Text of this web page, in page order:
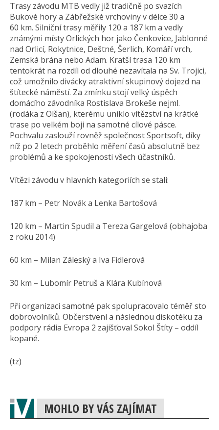
Trasy závodu MTB vedly již tradičně po svazích
Bukové hory a Zábřežské vrchoviny v délce 30 a
60 km. Silniční trasy měřily 120 a 187 km a vedly
známými místy Orlických hor jako Čenkovice, Jablonné
nad Orlicí, Rokytnice, Deštné, Šerlich, Komáří vrch,
Zemská brána nebo Adam. Kratší trasa 120 km
tentokrát na rozdíl od dlouhé nezavítala na Sv. Trojici,
což umožnilo divácky atraktivní skupinový dojezd na
štítecké náměstí. Za zmínku stojí velký úspěch
domácího závodníka Rostislava Brokeše nejml.
(rodáka z Olšan), kterému uniklo vítězství na krátké
trase po velkém boji na samotné cílové pásce.
Pochvalu zaslouží rovněž společnost Sportsoft, díky
níž po 2 letech proběhlo měření časů absolutně bez
problémů a ke spokojenosti všech účastníků.
Vítězi závodu v hlavních kategoriích se stali:
187 km – Petr Novák a Lenka Bartošová
120 km – Martin Spudil a Tereza Gargelová (obhajoba
z roku 2014)
60 km – Milan Záleský a Iva Fidlerová
30 km – Lubomír Petruš a Klára Kubínová
Při organizaci samotné pak spolupracovalo téměř sto
dobrovolníků. Občerstvení a následnou diskotéku za
podpory rádia Evropa 2 zajišťoval Sokol Štíty – oddíl
kopané.
(tz)
MOHLO BY VÁS ZAJÍMAT